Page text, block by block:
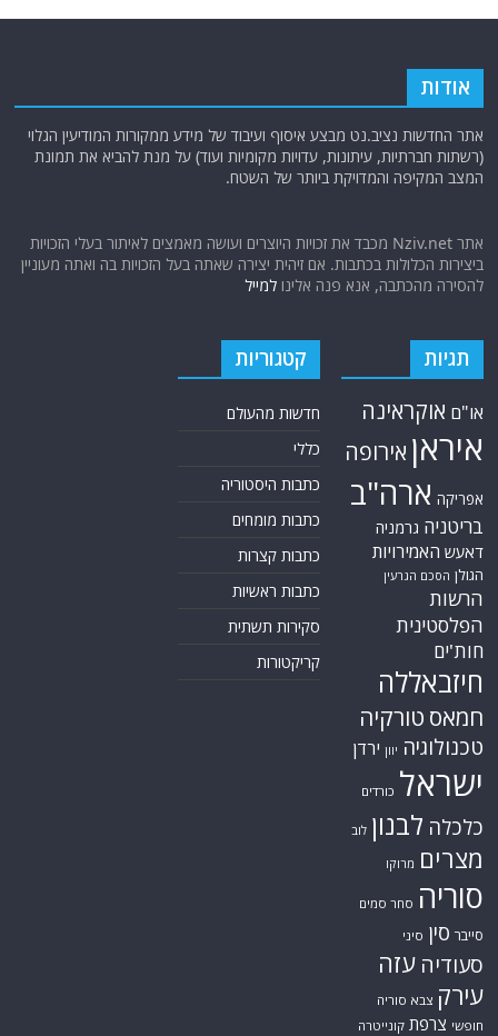
אודות
אתר החדשות נציב.נט מבצע איסוף ועיבוד של מידע ממקורות המודיעין הגלוי
(רשתות חברתיות, עיתונות, עדויות מקומיות ועוד) על מנת להביא את תמונת
המצב המקיפה והמדויקת ביותר של השטח.
אתר Nziv.net מכבד את זכויות היוצרים ועושה מאמצים לאיתור בעלי הזכויות
ביצירות הכלולות בכתבות. אם זיהית יצירה שאתה בעל הזכויות בה ואתה מעוניין
להסירה מהכתבה, אנא פנה אלינולמייל
תגיות
או"ם אוקראינה
איראן אירופה
אפריקה ארה"ב
בריטניה גרמניה
דאעש האמירויות
הגולן הסכם הגרעין
הרשות
הפלסטינית
חות'ים
חיזבאללה
חמאס טורקיה
טכנולוגיה יוון ירדן
ישראל כורדים
כלכלה לבנון לוב
מצרים מרוקו
סוריה סחר סמים
סייבר סין סיני
סעודיה עזה
עירק צבא סוריה
חופשי צרפת קונייטרה
קטגוריות
חדשות מהעולם
כללי
כתבות היסטוריה
כתבות מומחים
כתבות קצרות
כתבות ראשיות
סקירות תשתית
קריקטורות